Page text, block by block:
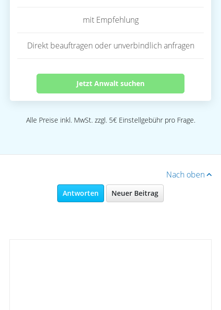
mit Empfehlung
Direkt beauftragen oder unverbindlich anfragen
Jetzt Anwalt suchen
Alle Preise inkl. MwSt. zzgl. 5€ Einstellgebühr pro Frage.
Nach oben
Antworten Neuer Beitrag